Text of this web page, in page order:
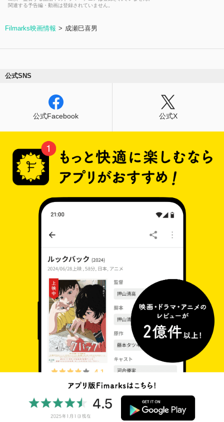
関連する予告編・動画は登録されていません。
Filmarks映画情報 成瀬巳喜男
公式SNS
公式Facebook 公式X